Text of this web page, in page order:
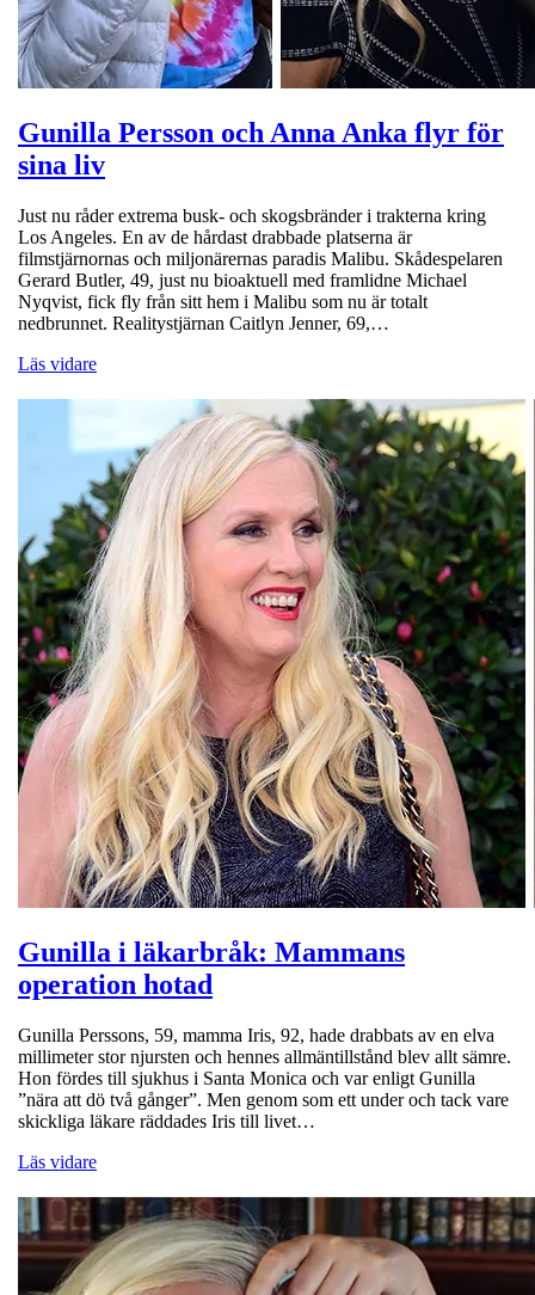
Gunilla Persson och Anna Anka flyr för
sina liv
Just nu råder extrema busk- och skogsbränder i trakterna kring
Los Angeles. En av de hårdast drabbade platserna är
filmstjärnornas och miljonärernas paradis Malibu. Skådespelaren
Gerard Butler, 49, just nu bioaktuell med framlidne Michael
Nyqvist, fick fly från sitt hem i Malibu som nu är totalt
nedbrunnet. Realitystjärnan Caitlyn Jenner, 69,…
Läs vidare
Gunilla i läkarbråk: Mammans
operation hotad
Gunilla Perssons, 59, mamma Iris, 92, hade drabbats av en elva
millimeter stor njursten och hennes allmäntillstånd blev allt sämre.
Hon fördes till sjukhus i Santa Monica och var enligt Gunilla
”nära att dö två gånger”. Men genom som ett under och tack vare
skickliga läkare räddades Iris till livet…
Läs vidare